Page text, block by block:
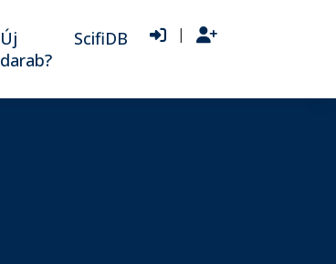
Új
darab?
ScifiDB |